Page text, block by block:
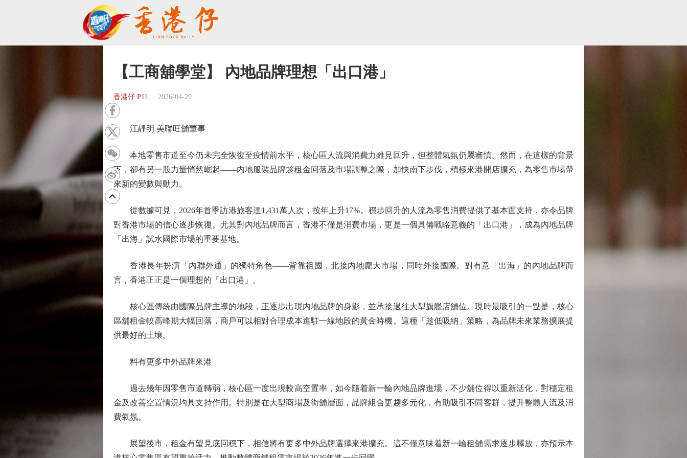
【工商舖學堂】 內地品牌理想「出口港」
香港仔 P11 2026-04-29
江靜明 美聯旺舖董事
本地零售市道至今仍未完全恢復至疫情前水平，核心區人流與消費力雖見回升，但整體氣氛仍屬審慎。然而，在這樣的背景
下，卻有另一股力量悄然崛起——內地服裝品牌趁租金回落及市場調整之際，加快南下步伐，積極來港開店擴充，為零售市場帶
來新的變數與動力。
從數據可見，2026年首季訪港旅客達1,431萬人次，按年上升17%。穩步回升的人流為零售消費提供了基本面支持，亦令品牌
對香港市場的信心逐步恢復。尤其對內地品牌而言，香港不僅是消費市場，更是一個具備戰略意義的「出口港」，成為內地品牌
「出海」試水國際市場的重要基地。
香港長年扮演「內聯外通」的獨特角色——背靠祖國，北接內地龐大市場，同時外接國際。對有意「出海」的內地品牌而
言，香港正正是一個理想的「出口港」。
核心區傳統由國際品牌主導的地段，正逐步出現內地品牌的身影，並承接過往大型旗艦店舖位。現時最吸引的一點是，核心
區舖租金較高峰期大幅回落，商戶可以相對合理成本進駐一線地段的黃金時機。這種「趁低吸納」策略，為品牌未來業務擴展提
供最好的土壤。
料有更多中外品牌來港
過去幾年因零售市道轉弱，核心區一度出現較高空置率，如今隨着新一輪內地品牌進場，不少舖位得以重新活化，對穩定租
金及改善空置情況均具支持作用。特別是在大型商場及街舖層面，品牌組合更趨多元化，有助吸引不同客群，提升整體人流及消
費氣氛。
展望後市，租金有望見底回穩下，相信將有更多中外品牌選擇來港擴充。這不僅意味着新一輪租舖需求逐步釋放，亦預示本